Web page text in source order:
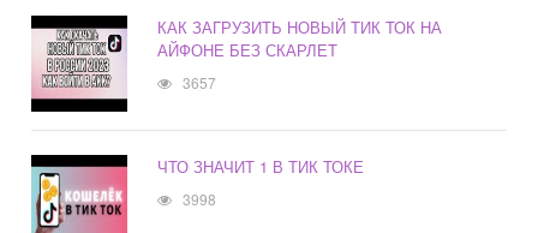
КАК ЗАГРУЗИТЬ НОВЫЙ ТИК ТОК НА
АЙФОНЕ БЕЗ СКАРЛЕТ
3657
ЧТО ЗНАЧИТ 1 В ТИК ТОКЕ
3998